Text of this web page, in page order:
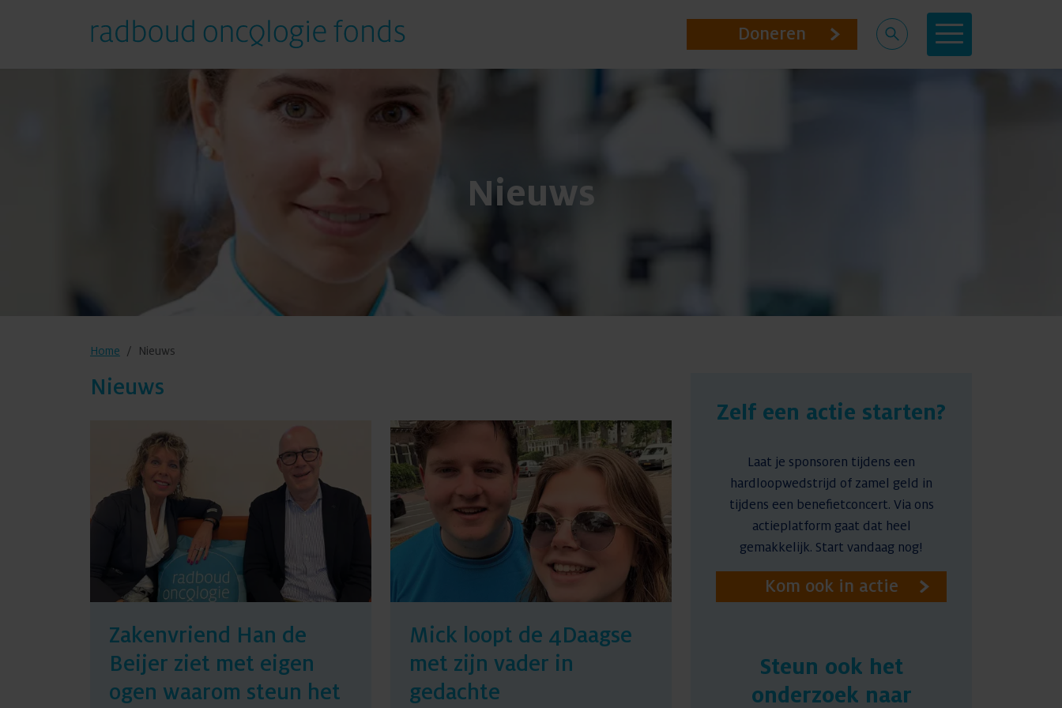
Doneren
Nieuws
Home Nieuws
Nieuws
Zakenvriend Han de
Beijer ziet met eigen
ogen waarom steun het
Mick loopt de 4Daagse
met zijn vader in
gedachte
Zelf een actie starten?
Laat je sponsoren tijdens een
hardloopwedstrijd of zamel geld in
tijdens een benefietconcert. Via ons
actieplatform gaat dat heel
gemakkelijk. Start vandaag nog!
Kom ook in actie
Steun ook het
onderzoek naar
Met elkaar Resultaten uit onderzoek